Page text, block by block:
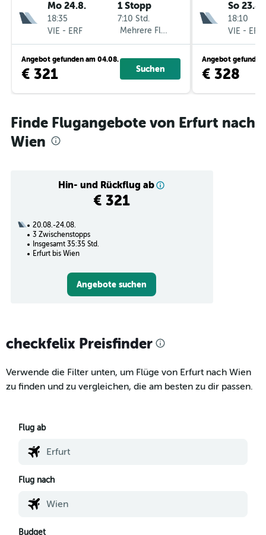
Mo 24.8.
18:35
VIE - ERF
1 Stopp
7:10 Std.
Mehrere Fluglinien
Angebot gefunden am 04.08.
€ 321 Suchen
So 23.8.
18:10
VIE - ERF
Angebot gefunden
€ 328
Finde Flugangebote von Erfurt nach
Wien
Hin- und Rückflug ab
€ 321
20.08.-24.08.
3 Zwischenstopps
Insgesamt 35:35 Std.
Erfurt bis Wien
Angebote suchen
checkfelix Preisfinder
Verwende die Filter unten, um Flüge von Erfurt nach Wien
zu finden und zu vergleichen, die am besten zu dir passen.
Flug ab
Flug nach
Budget